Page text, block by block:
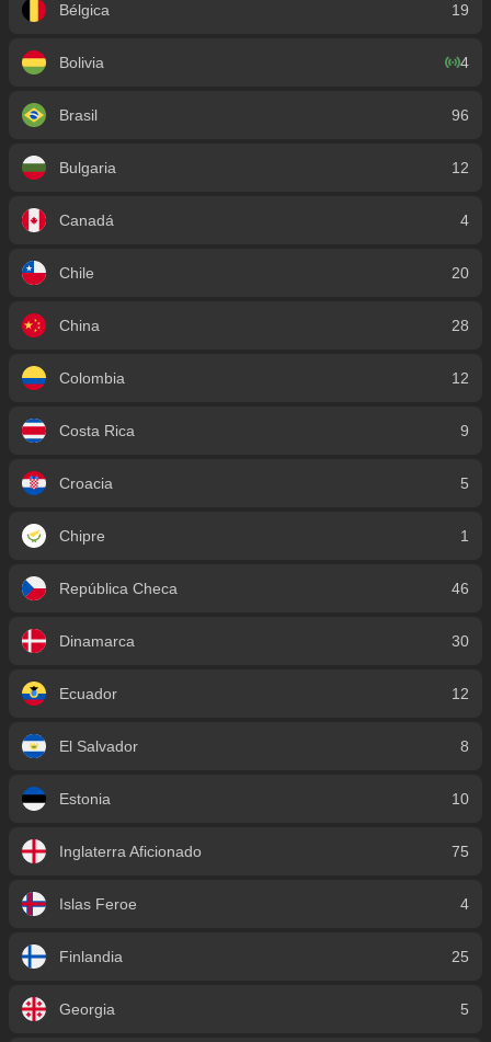
Bélgica 19
Bolivia 4
Brasil 96
Bulgaria 12
Canadá 4
Chile 20
China 28
Colombia 12
Costa Rica 9
Croacia 5
Chipre 1
República Checa 46
Dinamarca 30
Ecuador 12
El Salvador 8
Estonia 10
Inglaterra Aficionado 75
Islas Feroe 4
Finlandia 25
Georgia 5